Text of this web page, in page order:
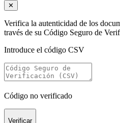
✕
Verifica la autenticidad de los
través de su Código Seguro de
Introduce el código CSV
Código no verificado
Verificar